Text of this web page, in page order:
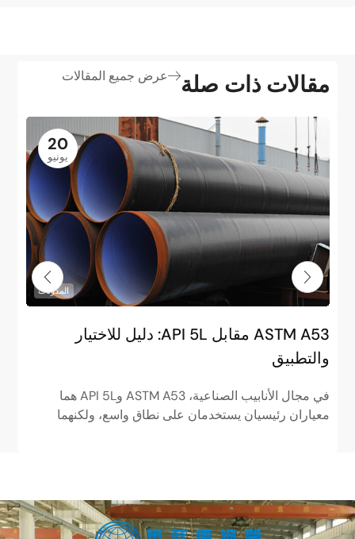
مقالات ذات صلة عرض جميع المقالات
20
يونيو
المدونات
ASTM A53 مقابل API 5L: دليل للاختيار
والتطبيق
في مجال الأنابيب الصناعية، ASTM A53 وAPI 5L هما
معياران رئيسيان يستخدمان على نطاق واسع، ولكنهما